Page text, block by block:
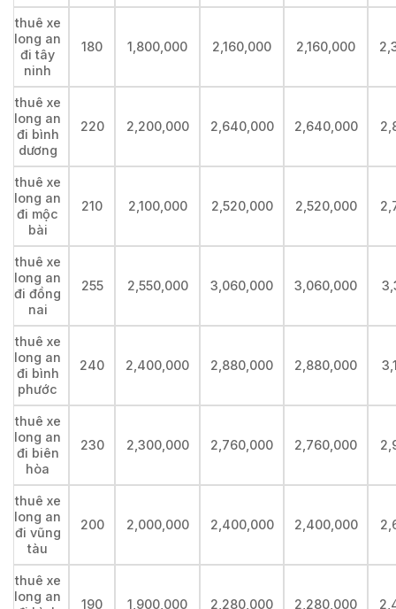
thuê xe
long an
đi tây
ninh
180 1,800,000 2,160,000 2,160,000
thuê xe
long an
đi bình
dương
220 2,200,000 2,640,000 2,640,000
thuê xe
long an
đi mộc
bài
210 2,100,000 2,520,000 2,520,000
thuê xe
long an
đi đồng
nai
255 2,550,000 3,060,000 3,060,000
thuê xe
long an
đi bình
phước
240 2,400,000 2,880,000 2,880,000
thuê xe
long an
đi biên
hòa
230 2,300,000 2,760,000 2,760,000
thuê xe
long an
đi vũng
tàu
200 2,000,000 2,400,000 2,400,000
thuê xe
long an
190 1,900,000 2,280,000 2,280,000